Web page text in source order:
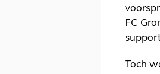
FC
Toch